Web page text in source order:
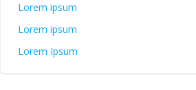
Lorem ipsum
Lorem ipsum
Lorem Ipsum